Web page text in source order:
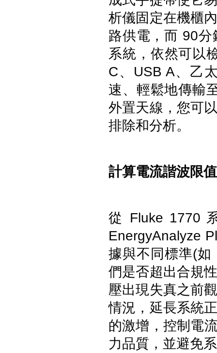
析儀固定在機櫃
路供電，而 90
系統， 依然可以
C、USB A、乙
速、 輕鬆地傳輸
外置天線，您可
排除和分析。
計算電流諧波限值
從 Fluke 1770
EnergyAnalyze
據與不同標準(如
們是否超出合規
壓出現失真之前
情況，延長系統
的激增， 控制電
力品質， 並避免